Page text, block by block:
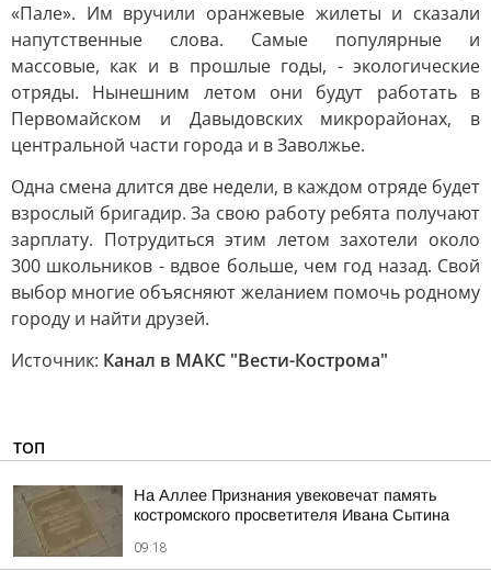
«Пале». Им вручили оранжевые жилеты и сказали
напутственные слова. Самые популярные и
массовые, как и в прошлые годы, - экологические
отряды. Нынешним летом они будут работать в
Первомайском и Давыдовских микрорайонах, в
центральной части города и в Заволжье.
Одна смена длится две недели, в каждом отряде будет
взрослый бригадир. За свою работу ребята получают
зарплату. Потрудиться этим летом захотели около
300 школьников - вдвое больше, чем год назад. Свой
выбор многие объясняют желанием помочь родному
городу и найти друзей.
Источник: Канал в МАКС "Вести-Кострома"
ТОП
На Аллее Признания увековечат память
костромского просветителя Ивана Сытина
09:18